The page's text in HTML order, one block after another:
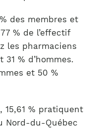
des membres et
% de l’effectif
les pharmaciens
% d’hommes.
et 50 %
15,61 % pratiquent
Nord-du-Québec